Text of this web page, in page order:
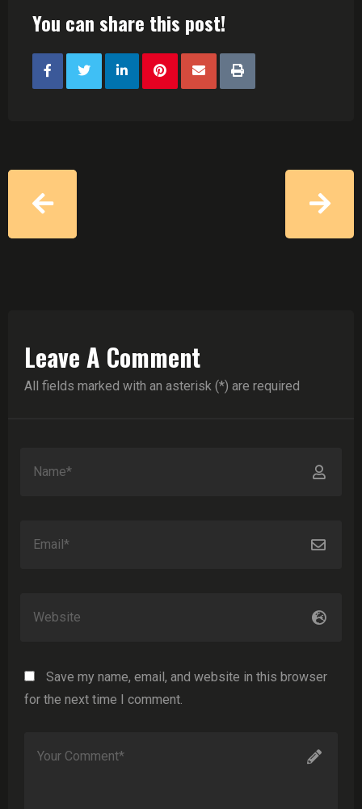
You can share this post!
Leave A Comment
All fields marked with an asterisk (*) are required
Save my name, email, and website in this browser
for the next time I comment.